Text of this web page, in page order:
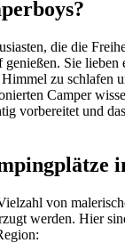
die die
Sie lieben
zu schlafen
Camper
vorbereitet und
von
werden. Hier